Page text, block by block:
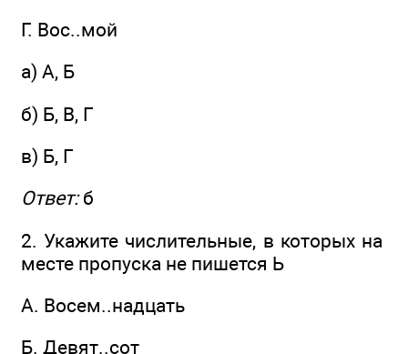
Г. Вос..мой
а) А, Б
б) Б, В, Г
в) Б, Г
Ответ:б
2. Укажите числительные, в которых на
месте пропуска не пишется Ь
A. Восем..надцать
Б. Девят..сот